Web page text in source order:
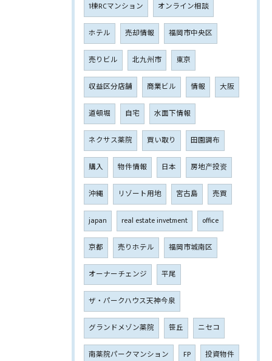
1棟RCマンション オンライン相談
ホテル 売却情報 福岡市中央区
売りビル 北九州市 東京
収益区分店舗 商業ビル 情報 大阪
道頓堀 自宅 水面下情報
ネクサス薬院 買い取り 田園調布
購入 物件情報 日本 房地产投资
沖縄 リゾート用地 宮古島 売買
japan real estate invetment office
京都 売りホテル 福岡市城南区
オーナーチェンジ 平尾
ザ・パークハウス天神今泉
グランドメゾン薬院 笹丘 ニセコ
南薬院パークマンション FP 投資物件